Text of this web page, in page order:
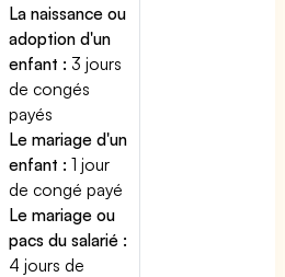
La naissance ou
adoption d'un
enfant : 3 jours
de congés
payés
Le mariage d'un
enfant : 1 jour
de congé payé
Le mariage ou
pacs du salarié :
4 jours de